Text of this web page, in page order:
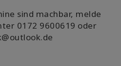
sind machbar, melde
0172 9600619 oder